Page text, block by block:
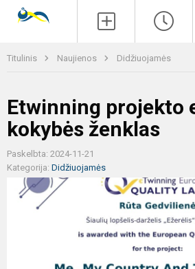
Titulinis Naujienos Didžiuojamės
Etwinning projekto
kokybės ženklas
Paskelbta: 2024-11-21
Kategorija: Didžiuojamės